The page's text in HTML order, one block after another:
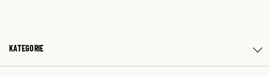
KATEGORIE